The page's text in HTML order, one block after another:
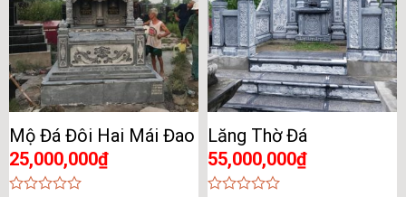
Mộ Đá Đôi Hai Mái Đao
25,000,000₫
Lăng Thờ Đá
55,000,000₫